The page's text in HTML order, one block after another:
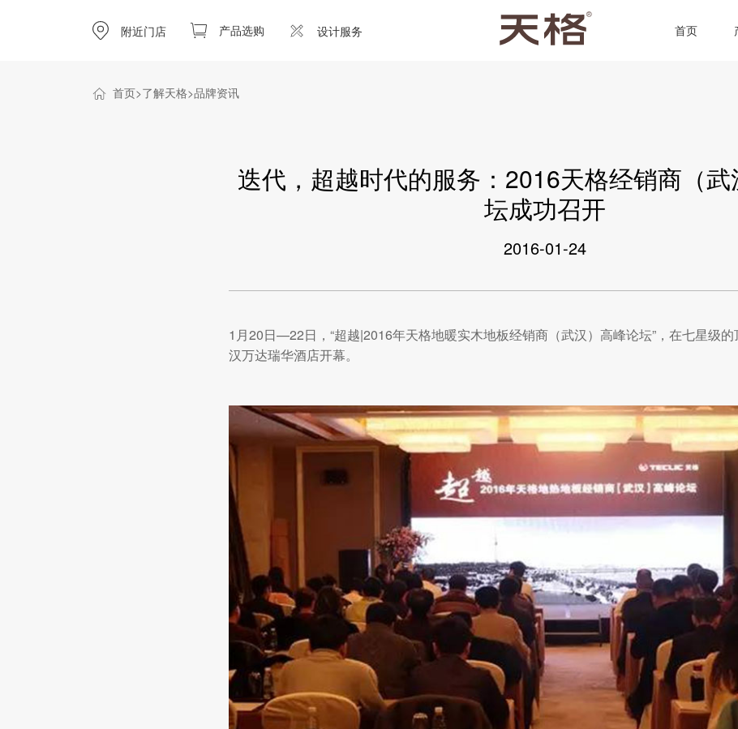
附近门店 产品选购 设计服务 首页
首页 了解天格 品牌资讯
迭代，超越时代的服务：2016天格经销商（
坛成功召开
2016-01-24
1月20日—22日，“超越|2016年天格地暖实木地板经销商（武汉）高峰论坛”，在七星级
汉万达瑞华酒店开幕。